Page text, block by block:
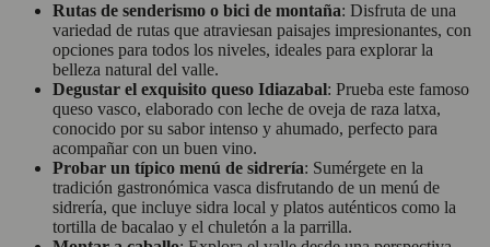
Rutas de senderismo o bici de montaña: Disfruta de una
variedad de rutas que atraviesan paisajes impresionantes, con
opciones para todos los niveles, ideales para explorar la
belleza natural del valle.
Degustar el exquisito queso Idiazabal: Prueba este famoso
queso vasco, elaborado con leche de oveja de raza latxa,
conocido por su sabor intenso y ahumado, perfecto para
acompañar con un buen vino.
Probar un típico menú de sidrería: Sumérgete en la
tradición gastronómica vasca disfrutando de un menú de
sidrería, que incluye sidra local y platos auténticos como la
tortilla de bacalao y el chuletón a la parrilla.